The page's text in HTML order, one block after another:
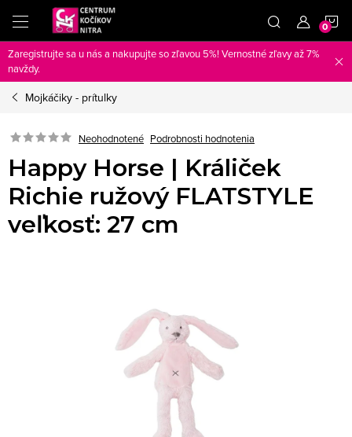
obsah
Zaregistrujte sa u nás a nakupujte so zľavou 5%! Vernostné zľavy až 7%
navždy.
Mojkáčiky - prítulky
Neohodnotené Podrobnosti hodnotenia
Happy Horse | Králiček
Richie ružový FLATSTYLE
veľkosť: 27 cm